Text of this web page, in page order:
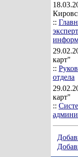
::
карт"
::
отдела
карт"
::